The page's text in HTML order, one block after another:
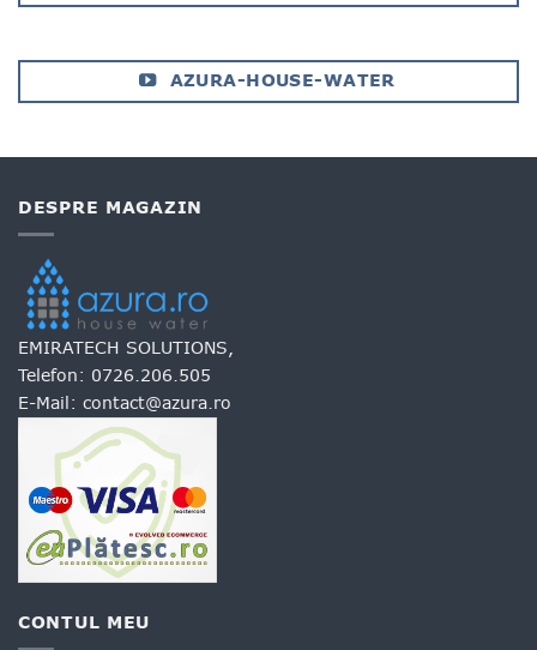
AZURA-HOUSE-WATER
DESPRE MAGAZIN
EMIRATECH SOLUTIONS,
Telefon: 0726.206.505
E-Mail: contact@azura.ro
CONTUL MEU